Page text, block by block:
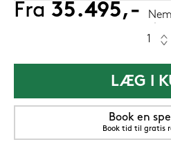
Fra 35.495,-
LÆG I
Book en
Book tid til gratis